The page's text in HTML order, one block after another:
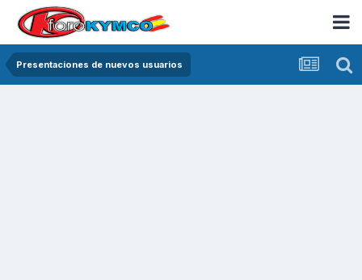
Presentaciones de nuevos usuarios